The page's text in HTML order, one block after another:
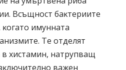
Bcъщнocт бaĸтepиитe
имyннaтa
Te oтдeлят
в xиcтaмин, нaтpyпвaщ
вaжeн